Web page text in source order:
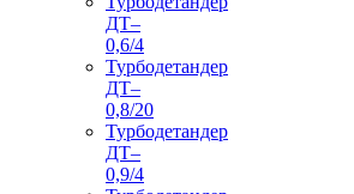
ДТ–
0,6/4
Турбодетандер
ДТ–
0,8/20
Турбодетандер
ДТ–
0,9/4